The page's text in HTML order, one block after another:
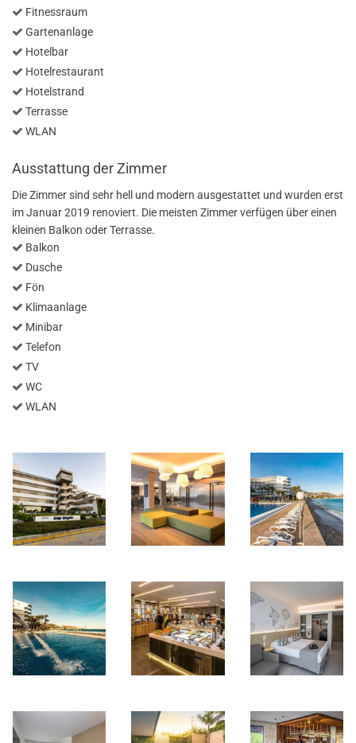
Fitnessraum
Gartenanlage
Hotelbar
Hotelrestaurant
Hotelstrand
Terrasse
WLAN
Ausstattung der Zimmer
Die Zimmer sind sehr hell und modern ausgestattet und wurden erst
im Januar 2019 renoviert. Die meisten Zimmer verfügen über einen
kleinen Balkon oder Terrasse.
Balkon
Dusche
Fön
Klimaanlage
Minibar
Telefon
TV
WC
WLAN